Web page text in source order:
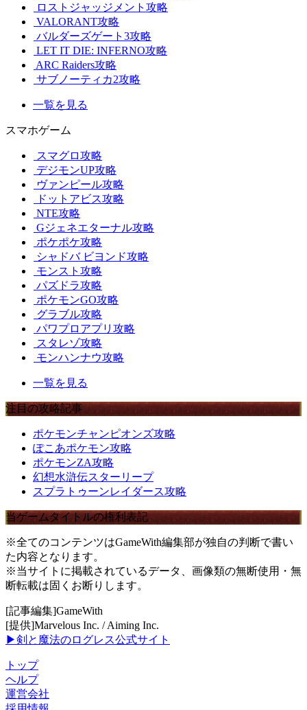
ロストジャッジメント攻略
VALORANT攻略
バルダーズゲート3攻略
LET IT DIE: INFERNO攻略
ARC Raiders攻略
サブノーティカ2攻略
一覧を見る
スマホゲーム
スマグロ攻略
デジモンUP攻略
ヴァンピール攻略
ドットアビス攻略
NTE攻略
Gジェネエターナル攻略
ポケポケ攻略
シャドバ ビヨンド攻略
モンスト攻略
パズドラ攻略
ポケモンGO攻略
グラブル攻略
パワプロアプリ攻略
スタレゾ攻略
モンハンナウ攻略
一覧を見る
注目の攻略記事
ポケモンチャンピオンズ攻略
ぽこあポケモン攻略
ポケモンZA攻略
幻想水滸伝スターリープ
スプラトゥーンレイダース攻略
当ゲームタイトルの権利表記
※全てのコンテンツはGameWith編集部が独自の判断で書い
た内容となります。
※当サイトに掲載されているデータ、画像類の無断使用・無
断転載は固くお断りします。
[記事編集]GameWith
[提供]Marvelous Inc. / Aiming Inc.
▶剣と魔法のログレス公式サイト
トップ
ヘルプ
運営会社